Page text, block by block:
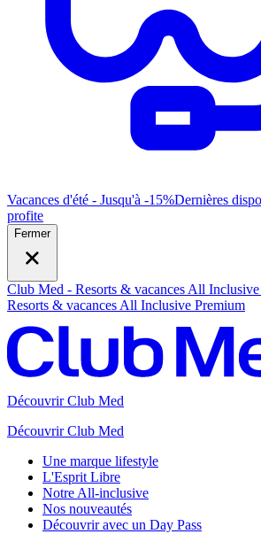
Vacances d'été - Jusqu'à -15%Dernières
profite
Fermer
Club Med - Resorts & vacances All
Resorts & vacances All Inclusive Premium
Découvrir Club Med
Découvrir Club Med
Une marque lifestyle
L'Esprit Libre
Notre All-inclusive
Nos nouveautés
Découvrir avec un Day Pass